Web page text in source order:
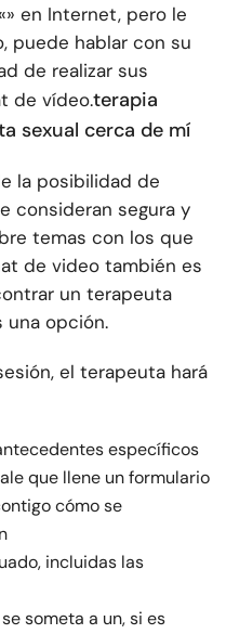
en Internet, pero le
puede hablar con su
de realizar sus
de vídeo.terapia
sexual cerca de mí
la posibilidad de
consideran segura y
temas con los que
de video también es
un terapeuta
una opción.
el terapeuta hará
específicos
que llene un formulario
cómo se
incluidas las
someta a un, si es